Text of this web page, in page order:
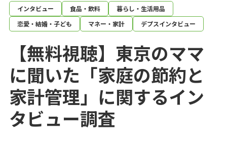
インタビュー 食品・飲料
暮らし・生活用品
恋愛・結婚・子ども
マネー・家計 デプスインタビュー
【無料視聴】東京のママ
に聞いた「家庭の節約と
家計管理」に関するイン
タビュー調査